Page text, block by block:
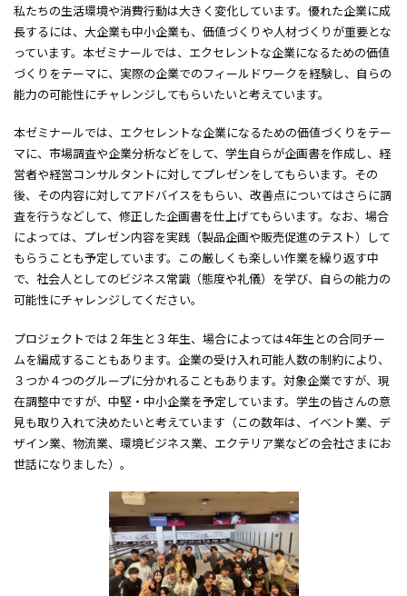
成果物の発表
データ・資料集
粂野博行ゼミナール
大平剛士ゼミナール
岡田孝浩ゼミナール
米盛安奈ゼミナール
宍戸邦章ゼミナール
フィールドワークゼミナール報告（2025年度）
大商大ビジネス・アイディアコンテスト
大商大公開講座
教職課程
公務員試験対策科目
社会調査士科目
私たちの生活環境や消費行動は大きく変化しています。優れた企業に成
長するには、大企業も中小企業も、価値づくりや人材づくりが重要とな
っています。本ゼミナールでは、エクセレントな企業になるための価値
づくりをテーマに、実際の企業でのフィールドワークを経験し、自らの
能力の可能性にチャレンジしてもらいたいと考えています。
本ゼミナールでは、エクセレントな企業になるための価値づくりをテー
マに、市場調査や企業分析などをして、学生自らが企画書を作成し、経
営者や経営コンサルタントに対してプレゼンをしてもらいます。その
後、その内容に対してアドバイスをもらい、改善点についてはさらに調
査を行うなどして、修正した企画書を仕上げてもらいます。なお、場合
によっては、プレゼン内容を実践（製品企画や販売促進のテスト）して
もらうことも予定しています。この厳しくも楽しい作業を繰り返す中
で、社会人としてのビジネス常識（態度や礼儀）を学び、自らの能力の
可能性にチャレンジしてください。
プロジェクトでは２年生と３年生、場合によっては4年生との合同チー
ムを編成することもあります。企業の受け入れ可能人数の制約により、
３つか４つのグループに分かれることもあります。対象企業ですが、現
在調整中ですが、中堅・中小企業を予定しています。学生の皆さんの意
見も取り入れて決めたいと考えています（この数年は、イベント業、デ
ザイン業、物流業、環境ビジネス業、エクテリア業などの会社さまにお
世話になりました）。